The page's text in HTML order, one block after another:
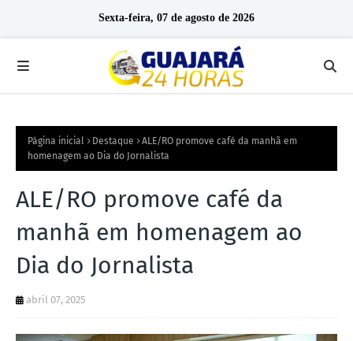
Sexta-feira, 07 de agosto de 2026
Página inicial Destaque
ALE/RO promove café da manhã em
homenagem ao Dia do Jornalista
ALE/RO promove café da
manhã em homenagem ao
Dia do Jornalista
abril 07, 2025